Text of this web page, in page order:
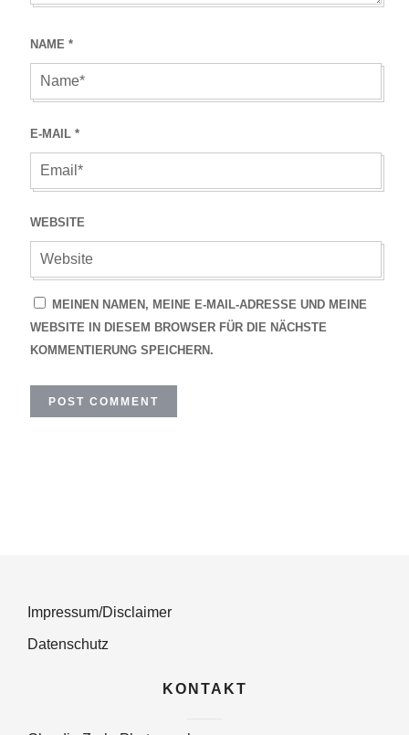
NAME *
E-MAIL *
WEBSITE
MEINEN NAMEN, MEINE E-MAIL-ADRESSE UND MEINE
WEBSITE IN DIESEM BROWSER FÜR DIE NÄCHSTE
KOMMENTIERUNG SPEICHERN.
Impressum/Disclaimer
Datenschutz
KONTAKT